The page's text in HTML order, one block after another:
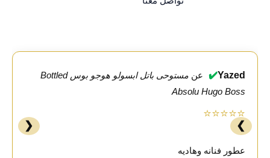
Yazed
✔️ عن
مستوحى باتل ابسولو هوجو بوس Bottled
Absolu Hugo Boss
⭐⭐⭐⭐⭐
عطور فنانه وهاديه
❮ ❯